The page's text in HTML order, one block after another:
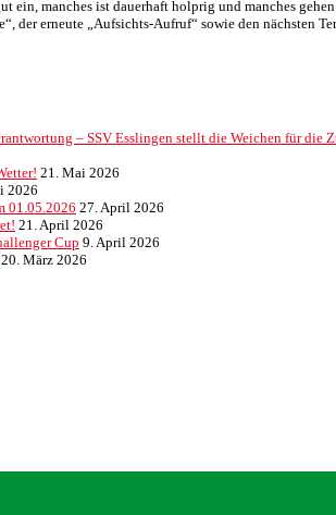
manches ist dauerhaft holprig und manches
der erneute „Aufsichts-Aufruf“ sowie den nächsten
– SSV Esslingen stellt die Weichen für die
21. Mai 2026
2026
01.05.2026 27. April 2026
21. April 2026
Cup 9. April 2026
20. März 2026